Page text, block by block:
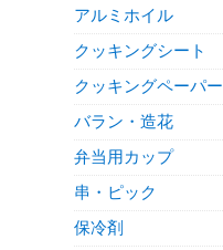
アルミホイル
クッキングシート
クッキングペーパー
バラン・造花
弁当用カップ
串・ピック
保冷剤